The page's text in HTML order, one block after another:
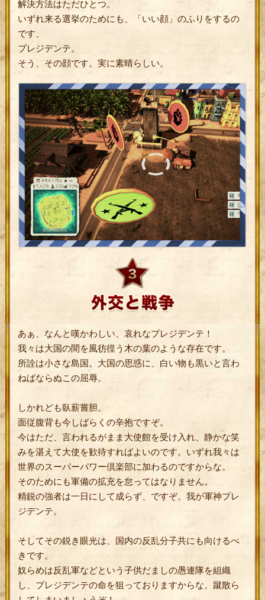
解決方法はただひとつ。
いずれ来る選挙のためにも、「いい顔」のふりをするの
です、
プレジデンテ。
そう、その顔です。実に素晴らしい。
あぁ、なんと嘆かわしい、哀れなプレジデンテ！
我々は大国の間を風彷徨う木の葉のような存在です。
所詮は小さな島国。大国の思惑に、白い物も黒いと言わ
ねばならぬこの屈辱。
しかれども臥薪嘗胆。
面従腹背も今しばらくの辛抱ですぞ。
今はただ、言われるがまま大使館を受け入れ、静かな笑
みを湛えて大使を歓待すればよいのです。いずれ我々は
世界のスーパーパワー倶楽部に加わるのですからな。
そのためにも軍備の拡充を怠ってはなりません。
精鋭の強者は一日にして成らず、ですぞ。我が軍神プレ
ジデンテ。
そしてその鋭き眼光は、国内の反乱分子共にも向けるべ
きです。
奴らめは反乱軍などという子供だましの愚連隊を組織
し、プレジデンテの命を狙っておりますからな。蹴散ら